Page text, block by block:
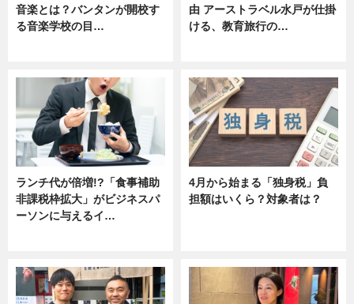
音楽とは？バンタンが開校す
る音楽学校の目…
由 アーストラベル水戸が仕掛
ける、教育旅行の…
ランチ代が倍増!?「食事補助
非課税枠拡大」がビジネスパ
ーソンに与えるイ…
4月から始まる「独身税」負
担額はいくら？対象者は？